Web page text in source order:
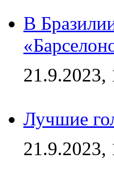
В
21.9.2023,
Лучшие
21.9.2023,